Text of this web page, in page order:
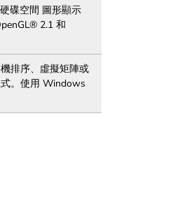
碟空間 圖形顯示
2.1 和
排序、虛擬矩陣或
。使用 Windows